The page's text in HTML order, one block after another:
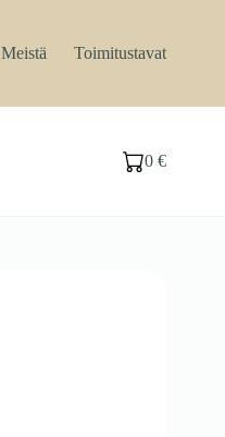
Meistä Toimitustavat
Ostoskori
0€